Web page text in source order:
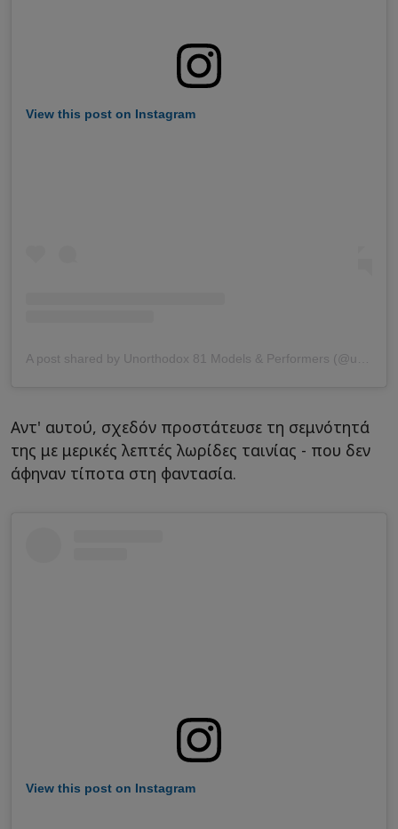
View this post on Instagram
Αντ' αυτού, σχεδόν προστάτευσε τη σεμνότητά
της με μερικές λεπτές λωρίδες ταινίας - που δεν
άφηναν τίποτα στη φαντασία.
View this post on Instagram